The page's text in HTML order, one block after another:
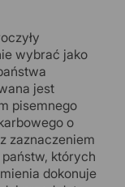
wybrać jako
jest
pisemnego
o
zaznaczeniem
których
dokonuje